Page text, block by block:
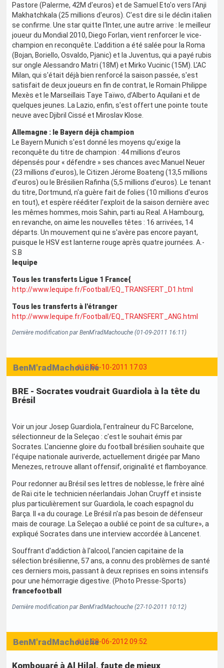
Pastore (Palerme, 42M d'euros) et de Samuel Eto'o vers l'Anji
Makhatchkala (25 millions d'euros). C'est dire si le déclin italien
se confirme. Une star quitte l'Inter, une autre arrive : le meilleur
joueur du Mondial 2010, Diego Forlan, vient renforcer le vice-
champion en reconquête. L'addition a été salée pour la Roma
(Bojan, Boriello, Osvaldo, Pjanic) et la Juventus, qui a payé rubis
sur ongle Alessandro Matri (18M) et Mirko Vucinic (15M). L'AC
Milan, qui s'était déjà bien renforcé la saison passée, s'est
satisfait de deux joueurs en fin de contrat, le Romain Philippe
Mexès et le Marseillais Taye Taïwo, d'Alberto Aquilani et de
quelques jeunes. La Lazio, enfin, s'est offert une pointe toute
neuve avec Djibril Cissé et Miroslav Klose.
Allemagne : le Bayern déjà champion
Le Bayern Munich s'est donné les moyens qu'exige la
reconquête du titre de champion : 44 millions d'euros
dépensés pour « défendre » ses chances avec Manuel Neuer
(23 millions d'euros), le Citizen Jérome Boateng (13,5 millions
d'euros) ou le Brésilien Rafinha (5,5 millions d'euros). Le tenant
du titre, Dortmund, n'a guère fait de folies (10 millions d'euros
en tout), et espère rééditer l'exploit de la saison dernière avec
les mêmes hommes, mois Sahin, parti au Real. A Hambourg,
en revanche, on aime les nouvelles têtes : 16 arrivées, 14
départs. Un mouvement qui ne s'avère pas encore payant,
puisque le HSV est lanterne rouge après quatre journées. A.-
S.B
lequipe
Tous les transferts Ligue 1 France{
http://www.lequipe.fr/Football/EQ_TRANSFERT_D1.html
Tous les transferts à l'étranger
http://www.lequipe.fr/Football/EQ_TRANSFERT_ANG.html
Dernière modification par BenM'radMachouche (01-09-2011 16:11)
#18 06-10-2011 17:03
BenM'radMachouche
BRE - Socrates voudrait Guardiola à la tête du
Brésil
Voir un jour Josep Guardiola, l'entraîneur du FC Barcelone,
sélectionneur de la Seleçao : c'est le souhait émis par
Socrates. L'ancienne gloire du football brésilien souhaite que
l'équipe nationale auriverde, actuellement dirigée par Mano
Menezes, retrouve allant offensif, originalité et flamboyance.
Pour redonner au Brésil ses lettres de noblesse, le frère aîné
de Raï cite le technicien néerlandais Johan Cruyff et insiste
plus particulièrement sur Guardiola, le coach espagnol du
Barça. Il «a du courage. Le Brésil n'a pas besoin de défenseur
mais de courage. La Seleçao a oublié ce point de sa culture», a
expliqué Socrates dans une interview accordée à Lancenet.
Souffrant d'addiction à l'alcool, l'ancien capitaine de la
sélection brésilienne, 57 ans, a connu des problèmes de santé
ces derniers mois, passant à deux reprises en soins intensifs
pour une hémorragie digestive. (Photo Presse-Sports)
francefootball
Dernière modification par BenM'radMachouche (27-10-2011 10:12)
#19 29-06-2012 09:52
BenM'radMachouche
Kombouaré à Al Hilal, faute de mieux